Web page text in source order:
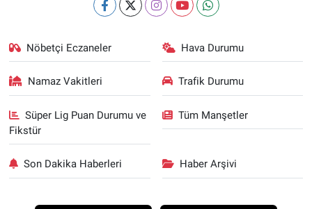
Nöbetçi Eczaneler Hava Durumu
Namaz Vakitleri Trafik Durumu
Süper Lig Puan Durumu ve
Fikstür
Tüm Manşetler
Son Dakika Haberleri Haber Arşivi